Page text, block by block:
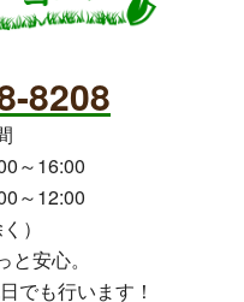
8208
～16:00
12:00
）
安心。
でも行います！